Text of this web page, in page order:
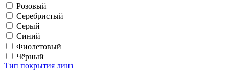
Розовый
Серебристый
Серый
Синий
Фиолетовый
Чёрный
Тип покрытия линз